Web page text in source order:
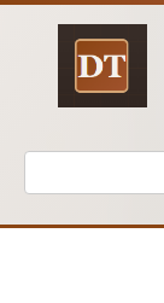
Перейти
Поиск: